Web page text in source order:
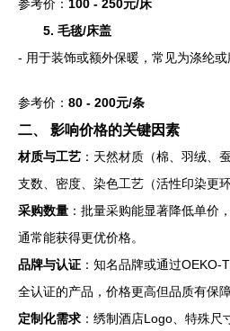
参考价： 100 - 250元/床
5. 毛毯/床盖
- 用于装饰或额外保暖，常见为涤纶或
参考价： 80 - 200元/条
二、 影响价格的关键因素
材质与工艺 ：天然材质（棉、羽绒、
支数、密度、染色工艺（活性印染更
采购数量 ：批量采购能显著降低单价
通常能获得更优价格。
品牌与认证 ：知名品牌或通过
全认证的产品，价格更高但品质有保障
定制化需求 ：绣制酒店Logo、特殊尺